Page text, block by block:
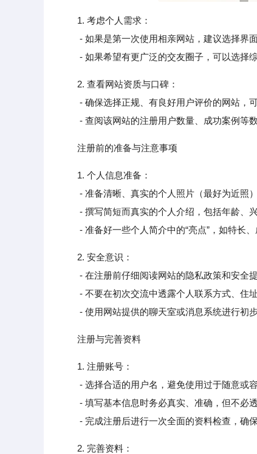
1. 考虑个人需求：
- 如果是第一次使用相亲网站，建议选择界面
- 如果希望有更广泛的交友圈子，可以选择综
2. 查看网站资质与口碑：
- 确保选择正规、有良好用户评价的网站，可
- 查阅该网站的注册用户数量、成功案例等数
注册前的准备与注意事项
1. 个人信息准备：
- 准备清晰、真实的个人照片（最好为近照）
- 撰写简短而真实的个人介绍，包括年龄、兴
- 准备好一些个人简介中的“亮点”，如特长、
2. 安全意识：
- 在注册前仔细阅读网站的隐私政策和安全提
- 不要在初次交流中透露个人联系方式、住址
- 使用网站提供的聊天室或消息系统进行初步
注册与完善资料
1. 注册账号：
- 选择合适的用户名，避免使用过于随意或容
- 填写基本信息时务必真实、准确，但不必透
- 完成注册后进行一次全面的资料检查，确保
2. 完善资料：